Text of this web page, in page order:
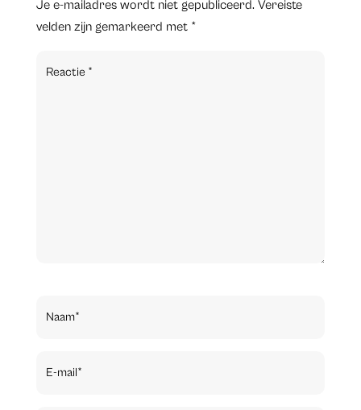
Je e-mailadres wordt niet gepubliceerd. Vereiste
velden zijn gemarkeerd met *